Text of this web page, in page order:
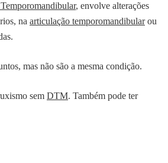
, envolve alterações
na articulação temporomandibularou
mas não são a mesma condição.
sem DTM. Também pode ter